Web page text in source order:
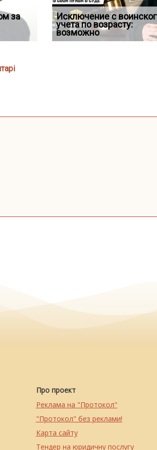
Документи, на яких не
проставляється апостиль:
пер
за Переоформлення
відстрочки за іншою
підставою: нов
у Исключение с
учета по возрасту:
возможно
Восьмий ААС
підтвердив, що
скас
Про проект
Реклама на "Протокол"
"Протокол" без реклами!
Карта сайту
Тендер на юридичну послугу